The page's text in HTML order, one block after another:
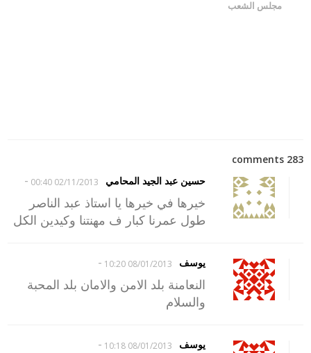
مجلس الشعب
283 comments
حسين عبد الجيد المحامي
02/11/2013 00:40
-
خيرها في خيرها يا استاذ عبد الناصر
طول عمرنا كبار ف مهنتنا وكيدين الكل
يوسف 08/01/2013 10:20
-
النعامنة بلد الامن والامان بلد المحبة
والسلام
يوسف 08/01/2013 10:18
-